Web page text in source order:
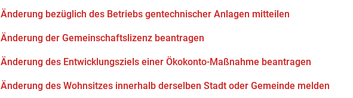
Änderung bezüglich des Betriebs gentechnischer Anlagen mitteilen
Änderung der Gemeinschaftslizenz beantragen
Änderung des Entwicklungsziels einer Ökokonto-Maßnahme beantragen
Änderung des Wohnsitzes innerhalb derselben Stadt oder Gemeinde melden